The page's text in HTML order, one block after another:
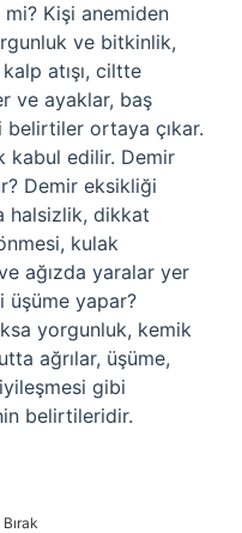
mi? Kişi anemiden
ve bitkinlik,
kalp atışı, ciltte
ve ayaklar, baş
belirtiler ortaya çıkar.
kabul edilir. Demir
Demir eksikliği
halsizlik, dikkat
kulak
ağızda yaralar yer
üşüme yapar?
yorgunluk, kemik
ağrılar, üşüme,
gibi
belirtileridir.